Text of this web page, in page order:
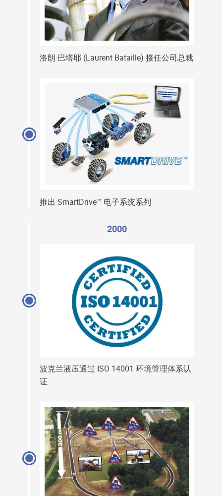
洛朗·巴塔耶 (Laurent Bataille) 接任公司总裁
推出 SmartDrive™ 电子系统系列
2000
波克兰液压通过 ISO 14001 环境管理体系认
证